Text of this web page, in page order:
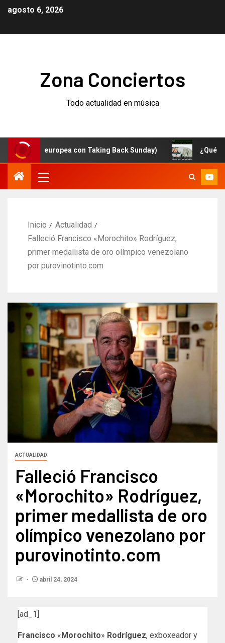
agosto 6, 2026
Zona Conciertos
Todo actualidad en música
gira europea con Taking Back Sunday) ¿Qué está
Inicio
Actualidad
Falleció Francisco «Morochito» Rodríguez,
primer medallista de oro olímpico venezolano
por purovinotinto.com
ACTUALIDAD
Falleció Francisco
«Morochito» Rodríguez,
primer medallista de oro
olímpico venezolano por
purovinotinto.com
abril 24, 2024
[ad_1]
Francisco «Morochito» Rodríguez, exboxeador y